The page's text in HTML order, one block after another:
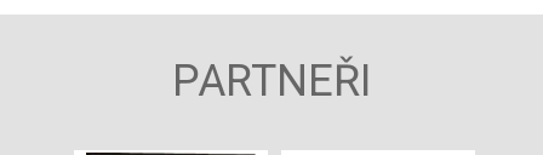
PARTNEŘI